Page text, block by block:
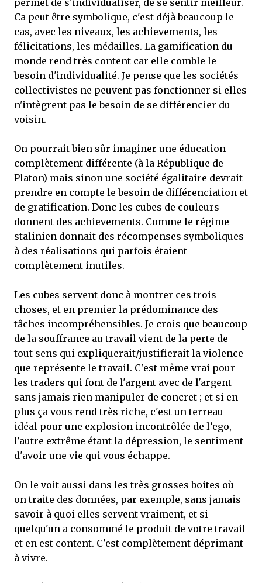
Ca peut être symbolique, c'est déjà beaucoup le
cas, avec les niveaux, les achievements, les
félicitations, les médailles. La gamification du
monde rend très content car elle comble le
besoin d'individualité. Je pense que les sociétés
collectivistes ne peuvent pas fonctionner si elles
n'intègrent pas le besoin de se différencier du
voisin.
On pourrait bien sûr imaginer une éducation
complètement différente (à la République de
Platon) mais sinon une société égalitaire devrait
prendre en compte le besoin de différenciation et
de gratification. Donc les cubes de couleurs
donnent des achievements. Comme le régime
stalinien donnait des récompenses symboliques
à des réalisations qui parfois étaient
complètement inutiles.
Les cubes servent donc à montrer ces trois
choses, et en premier la prédominance des
tâches incompréhensibles. Je crois que beaucoup
de la souffrance au travail vient de la perte de
tout sens qui expliquerait/justifierait la violence
que représente le travail. C'est même vrai pour
les traders qui font de l'argent avec de l'argent
sans jamais rien manipuler de concret ; et si en
plus ça vous rend très riche, c'est un terreau
idéal pour une explosion incontrôlée de l’ego,
l'autre extrême étant la dépression, le sentiment
d'avoir une vie qui vous échappe.
On le voit aussi dans les très grosses boites où
on traite des données, par exemple, sans jamais
savoir à quoi elles servent vraiment, et si
quelqu'un a consommé le produit de votre travail
et en est content. C'est complètement déprimant
à vivre.